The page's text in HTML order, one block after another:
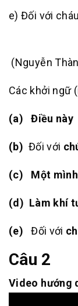
e) Đối với
(Nguyễn
Các khởi ngữ
(a)Điều này
(b) Đối với
(c) Một mình
(d) Làm khí
(e)Đối với
Câu 2
Video hướng